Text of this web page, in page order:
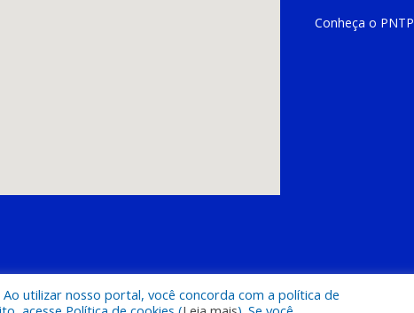
Conheça o PNTP
utilizar nosso portal, você concorda com a política de